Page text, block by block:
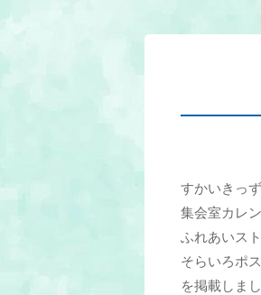
すかいきっ
集会室カレ
ふれあいス
そらいろポ
を掲載しまし